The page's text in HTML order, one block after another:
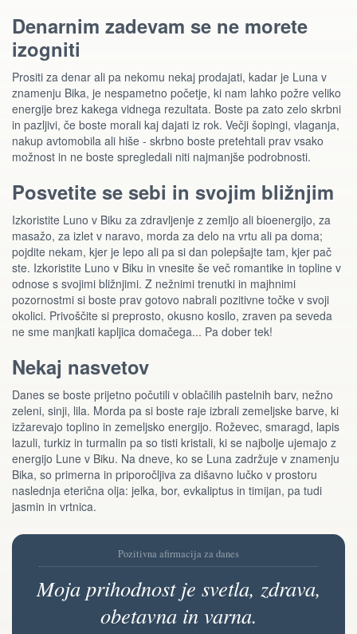
Denarnim zadevam se ne morete
izogniti
Prositi za denar ali pa nekomu nekaj prodajati, kadar je Luna v
znamenju Bika, je nespametno početje, ki nam lahko požre veliko
energije brez kakega vidnega rezultata. Boste pa zato zelo skrbni
in pazljivi, če boste morali kaj dajati iz rok. Večji šopingi, vlaganja,
nakup avtomobila ali hiše - skrbno boste pretehtali prav vsako
možnost in ne boste spregledali niti najmanjše podrobnosti.
Posvetite se sebi in svojim bližnjim
Izkoristite Luno v Biku za zdravljenje z zemljo ali bioenergijo, za
masažo, za izlet v naravo, morda za delo na vrtu ali pa doma;
pojdite nekam, kjer je lepo ali pa si dan polepšajte tam, kjer pač
ste. Izkoristite Luno v Biku in vnesite še več romantike in topline v
odnose s svojimi bližnjimi. Z nežnimi trenutki in majhnimi
pozornostmi si boste prav gotovo nabrali pozitivne točke v svoji
okolici. Privoščite si preprosto, okusno kosilo, zraven pa seveda
ne sme manjkati kapljica domačega... Pa dober tek!
Nekaj nasvetov
Danes se boste prijetno počutili v oblačilih pastelnih barv, nežno
zeleni, sinji, lila. Morda pa si boste raje izbrali zemeljske barve, ki
izžarevajo toplino in zemeljsko energijo. Roževec, smaragd, lapis
lazuli, turkiz in turmalin pa so tisti kristali, ki se najbolje ujemajo z
energijo Lune v Biku. Na dneve, ko se Luna zadržuje v znamenju
Bika, so primerna in priporočljiva za dišavno lučko v prostoru
naslednja eterična olja: jelka, bor, evkaliptus in timijan, pa tudi
jasmin in vrtnica.
Pozitivna afirmacija za danes
Moja prihodnost je svetla, zdrava,
obetavna in varna.